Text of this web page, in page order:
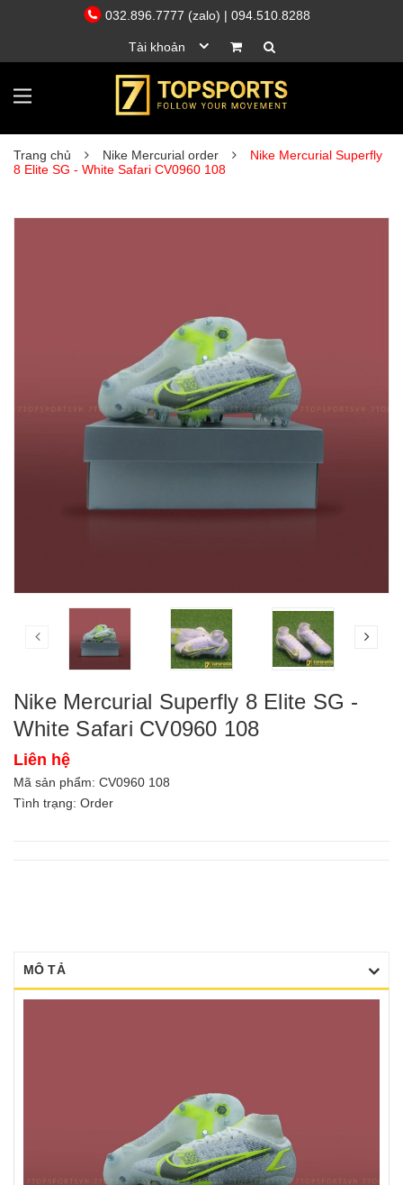
032.896.7777 (zalo) | 094.510.8288
Tài khoản
Trang chủ Nike Mercurial order
Nike Mercurial Superfly
8 Elite SG - White Safari CV0960 108
Nike Mercurial Superfly 8 Elite SG -
White Safari CV0960 108
Liên hệ
Mã sản phẩm: CV0960 108
Tình trạng: Order
MÔ TẢ